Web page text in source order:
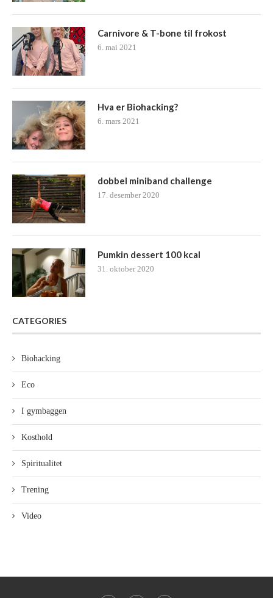
Carnivore & T-bone til frokost
6. mai 2021
Hva er Biohacking?
6. mars 2021
dobbel miniband challenge
17. desember 2020
Pumkin dessert 100 kcal
31. oktober 2020
CATEGORIES
Biohacking
Eco
I gymbaggen
Kosthold
Spiritualitet
Trening
Video